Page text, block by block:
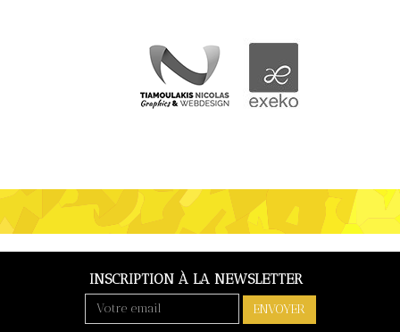
INSCRIPTION À LA NEWSLETTER